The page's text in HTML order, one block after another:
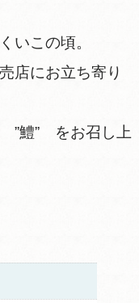
いこの頃。
店にお立ち寄り
”鱧” をお召し上